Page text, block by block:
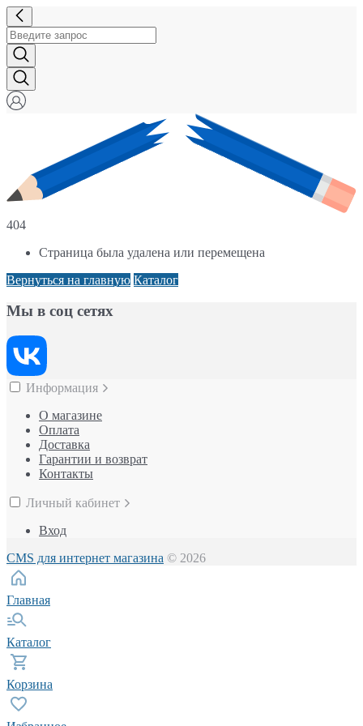
404
Страница была удалена или перемещена
Вернуться на главную Каталог
Мы в соц сетях
Информация
О магазине
Оплата
Доставка
Гарантии и возврат
Контакты
Личный кабинет
Вход
CMS для интернет магазина © 2026
Главная
Каталог
Корзина